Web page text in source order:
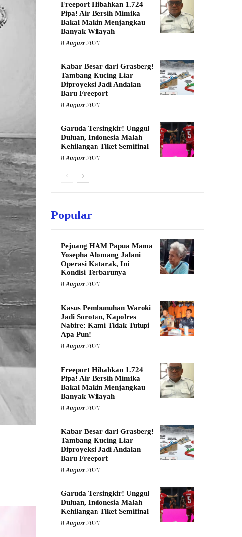
Freeport Hibahkan 1.724
Pipa! Air Bersih Mimika
Bakal Makin Menjangkau
Banyak Wilayah
8 August 2026
Kabar Besar dari Grasberg!
Tambang Kucing Liar
Diproyeksi Jadi Andalan
Baru Freeport
8 August 2026
Garuda Tersingkir! Unggul
Duluan, Indonesia Malah
Kehilangan Tiket Semifinal
8 August 2026
Popular
Pejuang HAM Papua Mama
Yosepha Alomang Jalani
Operasi Katarak, Ini
Kondisi Terbarunya
8 August 2026
Kasus Pembunuhan Waroki
Jadi Sorotan, Kapolres
Nabire: Kami Tidak Tutupi
Apa Pun!
8 August 2026
Freeport Hibahkan 1.724
Pipa! Air Bersih Mimika
Bakal Makin Menjangkau
Banyak Wilayah
8 August 2026
Kabar Besar dari Grasberg!
Tambang Kucing Liar
Diproyeksi Jadi Andalan
Baru Freeport
8 August 2026
Garuda Tersingkir! Unggul
Duluan, Indonesia Malah
Kehilangan Tiket Semifinal
8 August 2026